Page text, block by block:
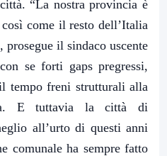
“La nostra provincia è
come il resto dell’Italia
prosegue il sindaco uscente
se forti gaps pregressi,
tempo freni strutturali alla
E tuttavia la città di
all’urto di questi anni
comunale ha sempre fatto